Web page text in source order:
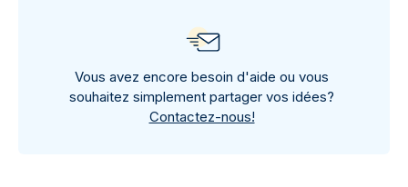
Vous avez encore besoin d'aide ou vous
souhaitez simplement partager vos idées?
Contactez-nous!